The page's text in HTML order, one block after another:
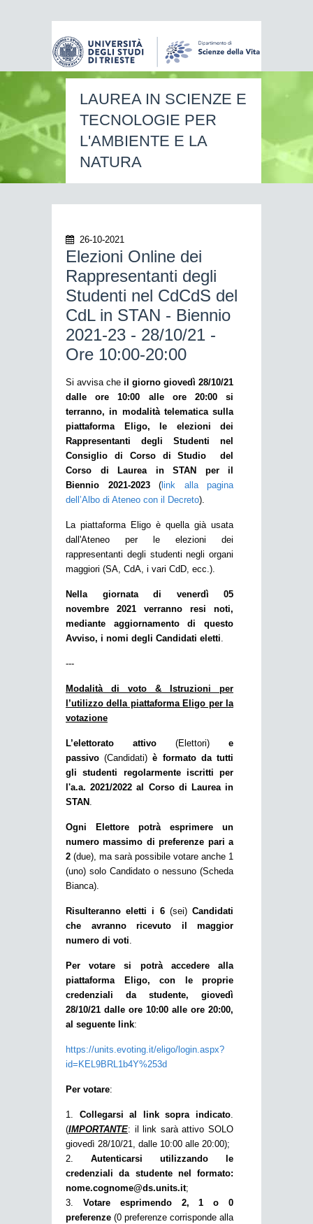
LAUREA IN SCIENZE E
TECNOLOGIE PER
L'AMBIENTE E LA
NATURA
26-10-2021
Elezioni Online dei
Rappresentanti degli
Studenti nel CdCdS del
CdL in STAN - Biennio
2021-23 - 28/10/21 -
Ore 10:00-20:00
Si avvisa che il giorno giovedì 28/10/21
dalle ore 10:00 alle ore 20:00 si
terranno, in modalità telematica sulla
piattaforma Eligo, le elezioni dei
Rappresentanti degli Studenti nel
Consiglio di Corso di Studio del
Corso di Laurea in STAN per il
Biennio 2021-2023( link alla pagina
dell’Albo di Ateneo con il Decreto).
La piattaforma Eligo è quella già usata
dall'Ateneo per le elezioni dei
rappresentanti degli studenti negli organi
maggiori (SA, CdA, i vari CdD, ecc.).
Nella giornata di venerdì 05
novembre 2021 verranno resi noti,
mediante aggiornamento di questo
Avviso, i nomi degli Candidati eletti.
---
Modalità di voto & Istruzioni per
l’utilizzo della piattaforma Eligo per la
votazione
L’elettorato attivo (Elettori) e
passivo (Candidati)è formato da tutti
gli studenti regolarmente iscritti per
l'a.a. 2021/2022 al Corso di Laurea in
STAN .
Ogni Elettore potrà esprimere un
numero massimo di preferenze pari a
2 (due), ma sarà possibile votare anche 1
(uno) solo Candidato o nessuno (Scheda
Bianca).
Risulteranno eletti i 6(sei)Candidati
che avranno ricevuto il maggior
numero di voti.
Per votare si potrà accedere alla
piattaforma Eligo, con le proprie
credenziali da studente, giovedì
28/10/21 dalle ore 10:00 alle ore 20:00,
al seguente link:
https://units.evoting.it/eligo/login.aspx?
id=KEL9BRL1b4Y%253d
Per votare:
1. Collegarsi al link sopra indicato.
(IMPORTANTE: il link sarà attivo SOLO
giovedì 28/10/21, dalle 10:00 alle 20:00);
2. Autenticarsi utilizzando le
credenziali da studente nel formato:
nome.cognome@ds.units.it;
3. Votare esprimendo 2, 1 o 0
preferenze (0 preferenze corrisponde alla